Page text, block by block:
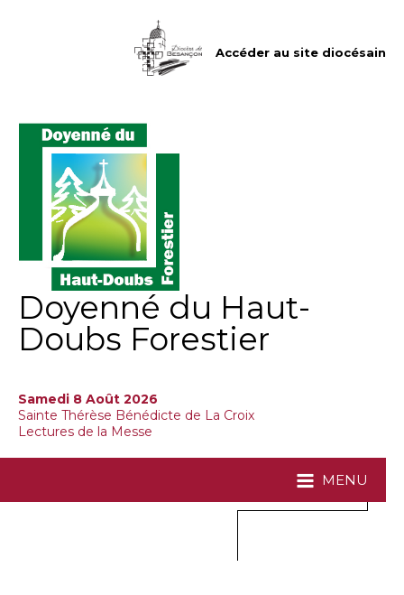
Accéder au site diocésain
Doyenné du Haut-
Doubs Forestier
Samedi 8 Août 2026
Sainte Thérèse Bénédicte de La Croix
Lectures de la Messe
MENU